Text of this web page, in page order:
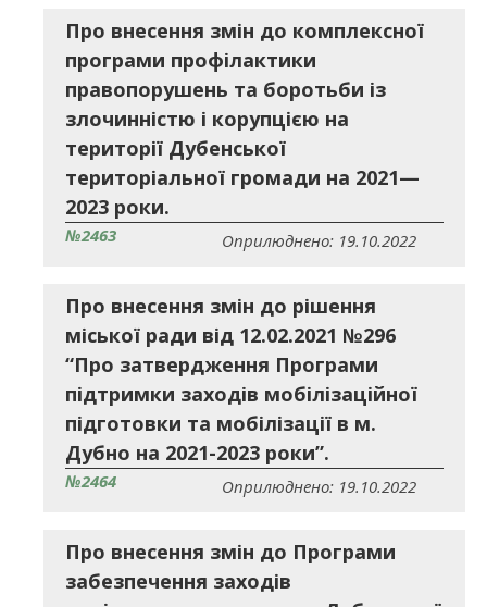
Про внесення змін до комплексної
програми профілактики
правопорушень та боротьби із
злочинністю і корупцією на
території Дубенської
територіальної громади на 2021—
2023 роки.
№2463 Оприлюднено: 19.10.2022
Про внесення змін до рішення
міської ради від 12.02.2021 №296
“Про затвердження Програми
підтримки заходів мобілізаційної
підготовки та мобілізації в м.
Дубно на 2021-2023 роки”.
№2464 Оприлюднено: 19.10.2022
Про внесення змін до Програми
забезпечення заходів